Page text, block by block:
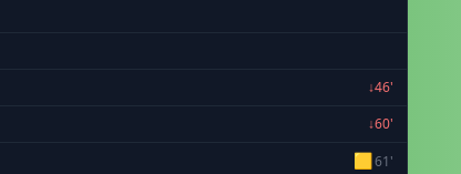
↓46'
↓60'
🟨61'